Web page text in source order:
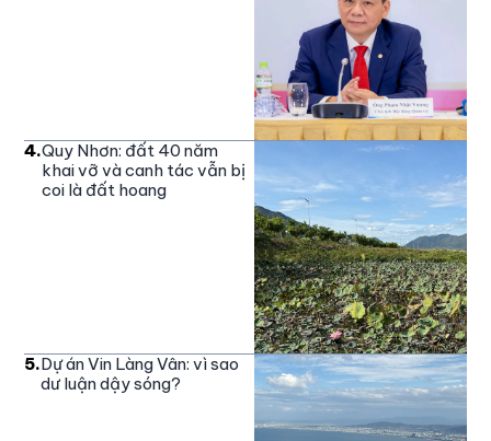
4.Quy Nhơn: đất 40 năm
khai vỡ và canh tác vẫn bị
coi là đất hoang
5.Dự án Vin Làng Vân: vì sao
dư luận dậy sóng?